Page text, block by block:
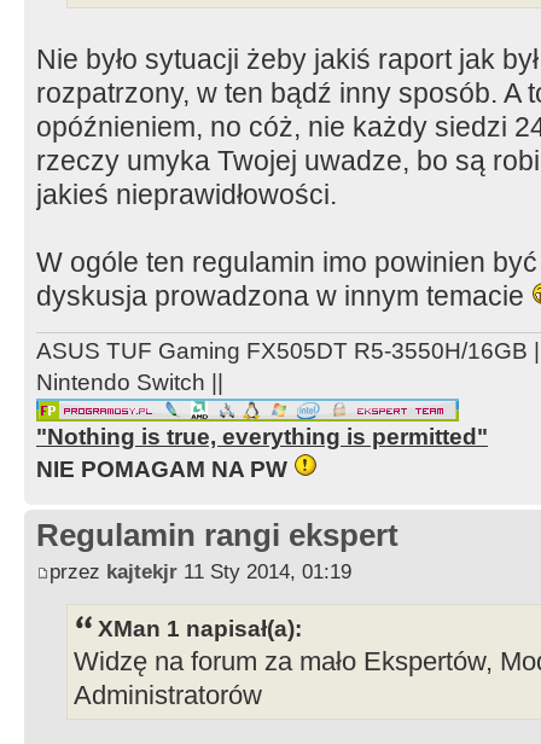
Nie było sytuacji żeby jakiś raport jak
rozpatrzony, w ten bądź inny sposób. A
opóźnieniem, no cóż, nie każdy siedzi
rzeczy umyka Twojej uwadze, bo są
jakieś nieprawidłowości.
W ogóle ten regulamin imo powinien
dyskusja prowadzona w innym temacie
ASUS TUF Gaming FX505DT R5-3550H/16GB
Nintendo Switch ||
"Nothing is true, everything is permitted"
NIE POMAGAM NA PW
Regulamin rangi ekspert
przez kajtekjr 11 Sty 2014, 01:19
XMan 1 napisał(a):
Widzę na forum za mało Ekspertów,
Administratorów